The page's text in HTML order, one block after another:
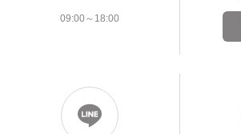
09:00～18:00